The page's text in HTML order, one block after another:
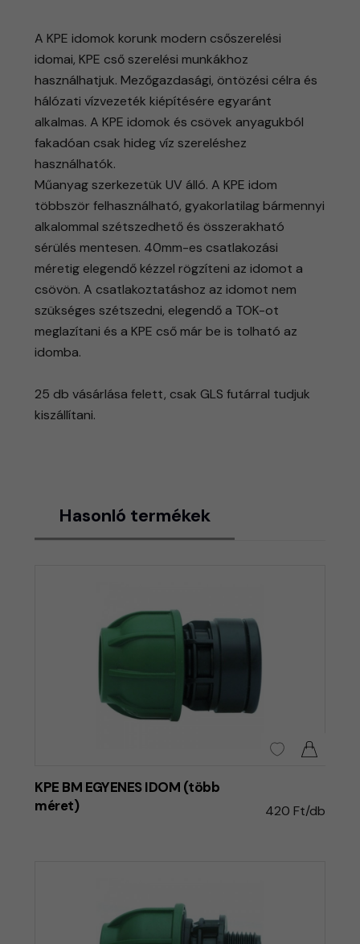
A KPE idomok korunk modern csőszerelési
idomai, KPE cső szerelési munkákhoz
használhatjuk. Mezőgazdasági, öntözési célra és
hálózati vízvezeték kiépítésére egyaránt
alkalmas. A KPE idomok és csövek anyagukból
fakadóan csak hideg víz szereléshez
használhatók.
Műanyag szerkezetük UV álló. A KPE idom
többször felhasználható, gyakorlatilag bármennyi
alkalommal szétszedhető és összerakható
sérülés mentesen. 40mm-es csatlakozási
méretig elegendő kézzel rögzíteni az idomot a
csövön. A csatlakoztatáshoz az idomot nem
szükséges szétszedni, elegendő a TOK-ot
meglazítani és a KPE cső már be is tolható az
idomba.
25 db vásárlása felett, csak GLS futárral tudjuk
kiszállítani.
Hasonló termékek
KPE BM EGYENES IDOM (több
méret)
420 Ft/db